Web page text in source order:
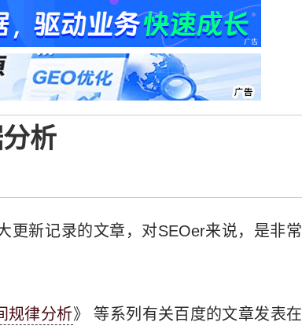
析
更新记录的文章，对SEOer来说，是非常
规律分析》 等系列有关百度的文章发表在